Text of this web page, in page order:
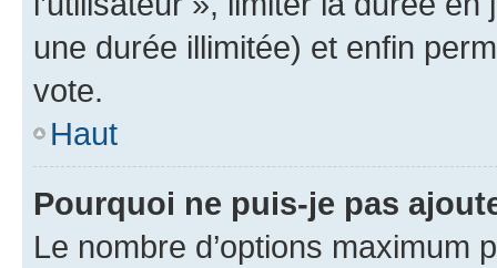
une durée illimitée) et enfin
vote.
Haut
Pourquoi ne puis-je pas
Le nombre d’options maximum